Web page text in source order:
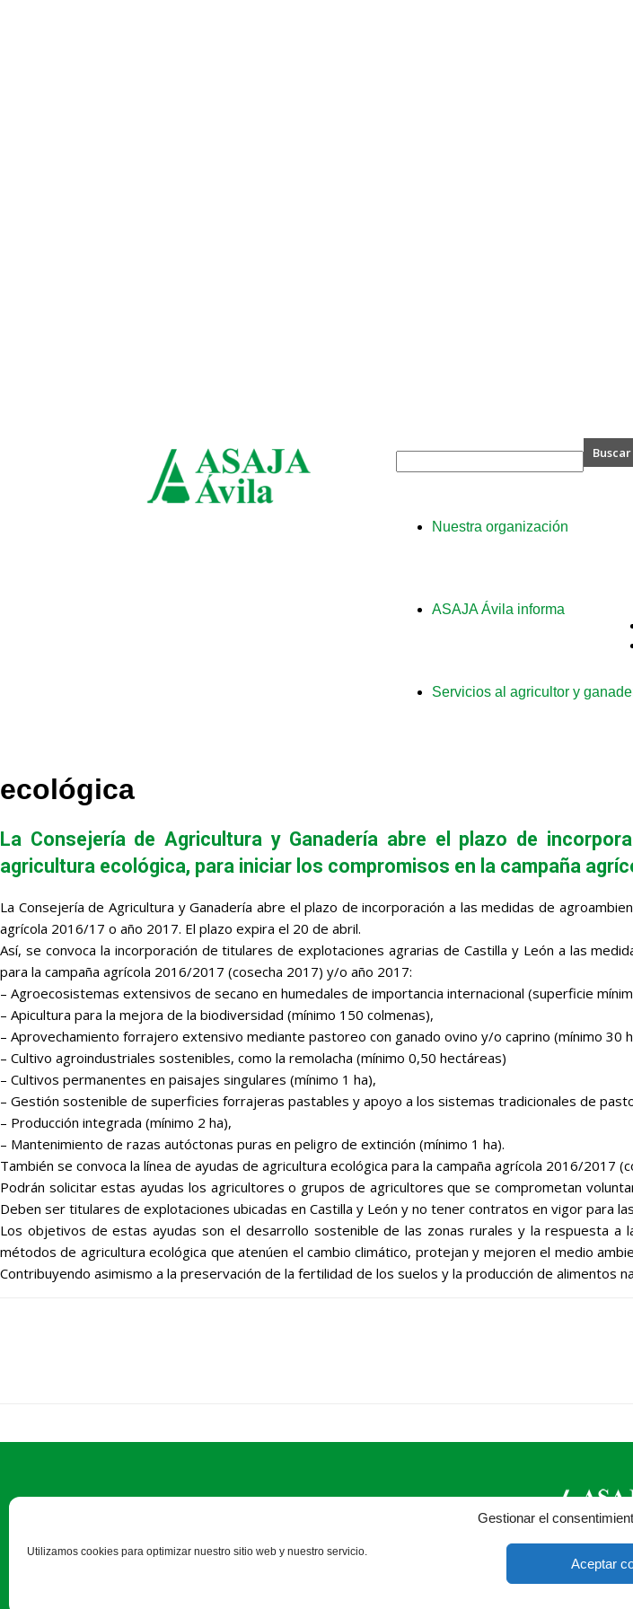
Gestionar el
Utilizamos cookies para optimizar nuestro sitio web y nuestro servicio.
Aceptar
Nuestra organización
ASAJA Ávila informa
Servicios al agricultor y
ecológica
La Consejería de Agricultura y Ganadería abre el plazo de
agricultura ecológica, para iniciar los compromisos en la campaña
La Consejería de Agricultura y Ganadería abre el plazo de incorporación a las medidas de
agrícola 2016/17 o año 2017. El plazo expira el 20 de abril.
Así, se convoca la incorporación de titulares de explotaciones agrarias de Castilla y León a las
para la campaña agrícola 2016/2017 (cosecha 2017) y/o año 2017:
– Agroecosistemas extensivos de secano en humedales de importancia internacional (superficie
– Apicultura para la mejora de la biodiversidad (mínimo 150 colmenas),
– Aprovechamiento forrajero extensivo mediante pastoreo con ganado ovino y/o caprino (mínimo 30
– Cultivo agroindustriales sostenibles, como la remolacha (mínimo 0,50 hectáreas)
– Cultivos permanentes en paisajes singulares (mínimo 1 ha),
– Gestión sostenible de superficies forrajeras pastables y apoyo a los sistemas tradicionales de
– Producción integrada (mínimo 2 ha),
– Mantenimiento de razas autóctonas puras en peligro de extinción (mínimo 1 ha).
También se convoca la línea de ayudas de agricultura ecológica para la campaña agrícola 2016/2017
Podrán solicitar estas ayudas los agricultores o grupos de agricultores que se comprometan
Deben ser titulares de explotaciones ubicadas en Castilla y León y no tener contratos en vigor para
Los objetivos de estas ayudas son el desarrollo sostenible de las zonas rurales y la respuesta a
métodos de agricultura ecológica que atenúen el cambio climático, protejan y mejoren el medio
Contribuyendo asimismo a la preservación de la fertilidad de los suelos y la producción de alimentos
ASAJA Ávila -
C/ Duque de Alba, 6 (pasaje) - 05001 Ávila - España ·